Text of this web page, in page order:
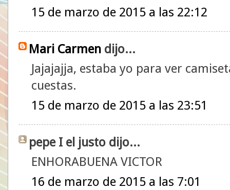
15 de marzo de 2015 a las 22:12
Mari Carmen dijo...
Jajajajja, estaba yo para ver
cuestas.
15 de marzo de 2015 a las 23:51
pepe I el justo dijo...
ENHORABUENA VICTOR
16 de marzo de 2015 a las 7:01